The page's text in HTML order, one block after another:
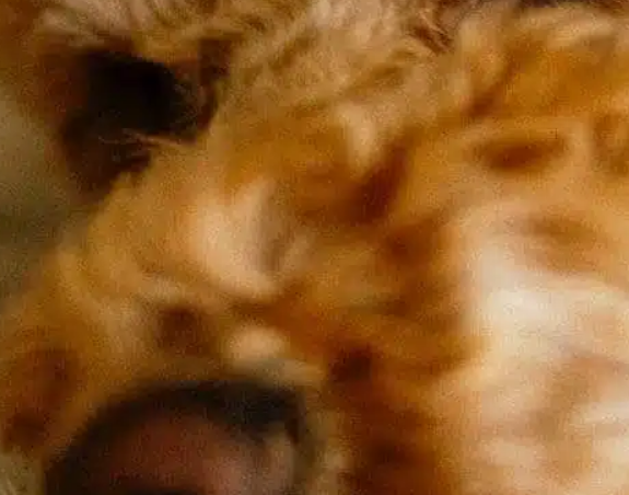
certaines races, comportement de morsure ,
comportement du chien , dog owners
la possession d’un
chien
les races comme, morsure de chien, morsures de
chien
races de chiens